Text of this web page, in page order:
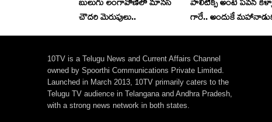
బులుగు లంగావోణీలో మానస
చౌదరి మెరుపులు..
పాలిటిక్స్ అంటే పవన్
గారే.. అందుకే
10TV is a Telugu News and Current Affairs Channel
owned by Spoorthi Communications Private Limited.
Launched in March 2013, 10TV primarily caters to the
Telugu TV audience in Telangana and Andhra Pradesh,
with a strong news network in both states.